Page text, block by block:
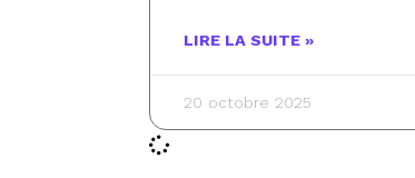
LIRE LA SUITE »
20 octobre 2025